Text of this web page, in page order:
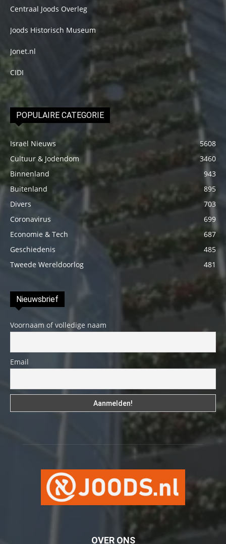
Centraal Joods Overleg
Joods Historisch Museum
Jonet.nl
CIDI
POPULAIRE CATEGORIE
Israël Nieuws
5608
Cultuur & Jodendom
3460
Binnenland
943
Buitenland
895
Divers
703
Coronavirus
699
Economie & Tech
687
Geschiedenis
485
Tweede Wereldoorlog
481
Nieuwsbrief
Voornaam of volledige naam
Email
OVER ONS